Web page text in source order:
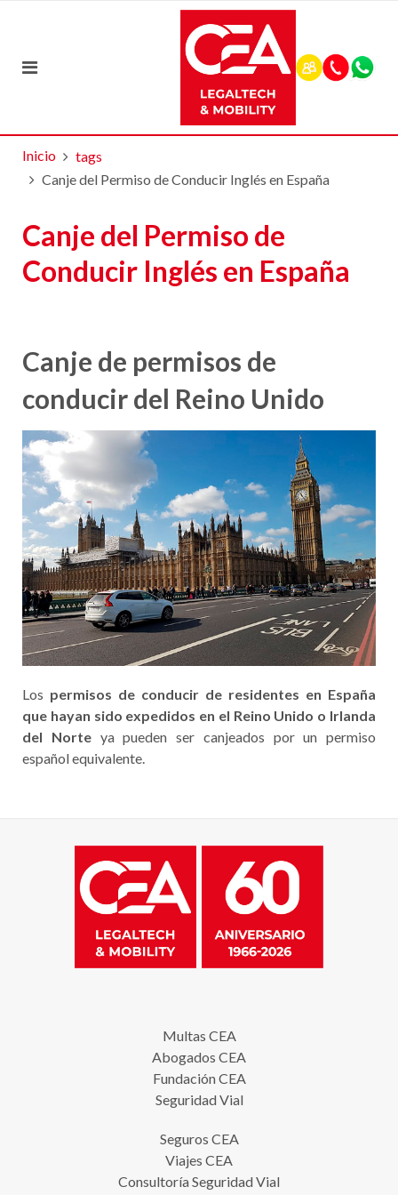
Inicio
tags
Canje del Permiso de Conducir Inglés en España
Canje del Permiso de
Conducir Inglés en España
Canje de permisos de
conducir del Reino Unido
Los permisos de conducir de residentes en España
que hayan sido expedidos en el Reino Unido o Irlanda
del Norteya pueden ser canjeados por un permiso
español equivalente.
Multas CEA
Abogados CEA
Fundación CEA
Seguridad Vial
Seguros CEA
Viajes CEA
Consultoría Seguridad Vial